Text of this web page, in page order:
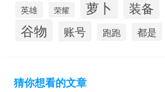
英雄 荣耀 萝卜 装备
谷物 账号 跑跑 都是
猜你想看的文章